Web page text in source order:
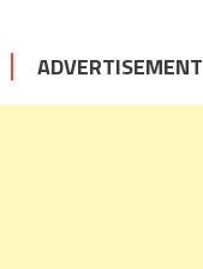
ADVERTISEMENT